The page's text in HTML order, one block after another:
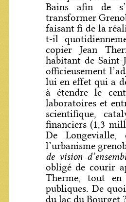
Bains afin de
transformer
faisant fi de la
t-il
copier Jean
habitant de Saint-
officieusement
lui en effet qui a
à étendre le
laboratoires et
scientifique,
financiers (1,3
De
l’urbanisme
de vision
obligé de courir
Therme, tout en
publiques. De
du lac du Bourget